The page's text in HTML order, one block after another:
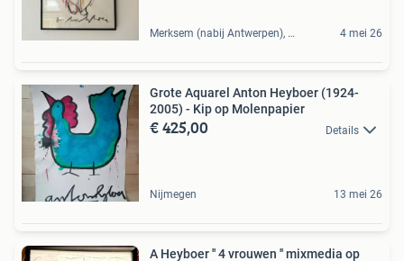
Merksem (nabij Antwerpen), BE 4 mei 26
Grote Aquarel Anton Heyboer (1924-
2005) - Kip op Molenpapier
€ 425,00 Details
Nijmegen 13 mei 26
A Heyboer '' 4 vrouwen '' mixmedia op